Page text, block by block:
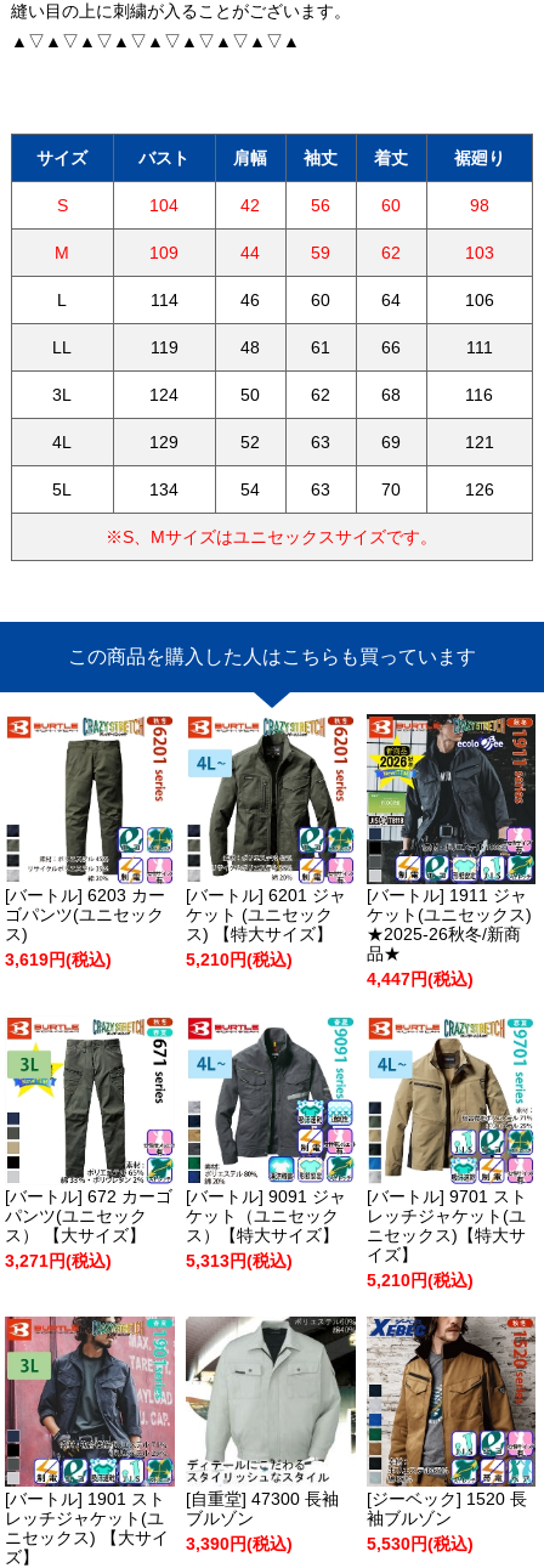
縫い目の上に刺繍が入ることがございます。
▲▽▲▽▲▽▲▽▲▽▲▽▲▽▲▽▲
サイズ バスト 肩幅 袖丈 着丈 裾廻り
S 104 42 56 60 98
M 109 44 59 62 103
L 114 46 60 64 106
LL 119 48 61 66 111
3L 124 50 62 68 116
4L 129 52 63 69 121
5L 134 54 63 70 126
※S、Mサイズはユニセックスサイズです。
この商品を購入した人はこちらも買っています
[バートル] 6203 カー
ゴパンツ(ユニセック
ス)
3,619円(税込)
[バートル] 6201 ジャ
ケット (ユニセック
ス) 【特大サイズ】
5,210円(税込)
[バートル] 1911 ジャ
ケット(ユニセックス)
★2025-26秋冬/新商
品★
4,447円(税込)
[バートル] 672 カーゴ
パンツ(ユニセック
ス） 【大サイズ】
3,271円(税込)
[バートル] 9091 ジャ
ケット（ユニセック
ス）【特大サイズ】
5,313円(税込)
[バートル] 9701 スト
レッチジャケット(ユ
ニセックス)【特大サ
イズ】
5,210円(税込)
[バートル] 1901 スト
レッチジャケット(ユ
ニセックス) 【大サイ
ズ】
[自重堂] 47300 長袖
ブルゾン
3,390円(税込)
[ジーベック] 1520 長
袖ブルゾン
5,530円(税込)